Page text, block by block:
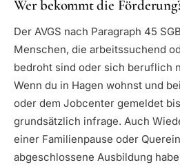
Wer bekommt die
Der AVGS nach Paragraph 45
Menschen, die arbeitssuchend
bedroht sind oder sich beruflich
Wenn du in Hagen wohnst und
oder dem Jobcenter gemeldet
grundsätzlich infrage. Auch
einer Familienpause oder
abgeschlossene Ausbildung